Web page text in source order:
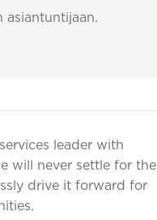
asiantuntijaan.
leader with
will never settle for the
drive it forward for